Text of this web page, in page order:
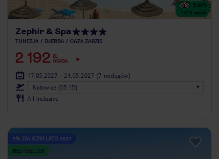
3.9/5
1213 opinii
Zephir & Spa
TUNEZJA DJERBA OAZA ZARZIS
2 192 ZŁ
OSOBA
17.05.2027 - 24.05.2027 (7 noclegów)
Katowice (05:15)
All Inclusive
5% ZALICZKI LATO 2027
BESTSELLER